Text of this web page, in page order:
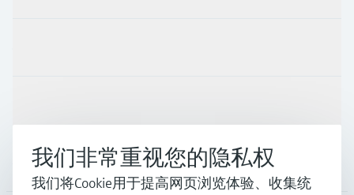
公司我们非常重视您的隐私权
我们将Cookie用于提高网页浏览体验、收集统